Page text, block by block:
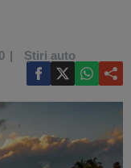
Știri auto